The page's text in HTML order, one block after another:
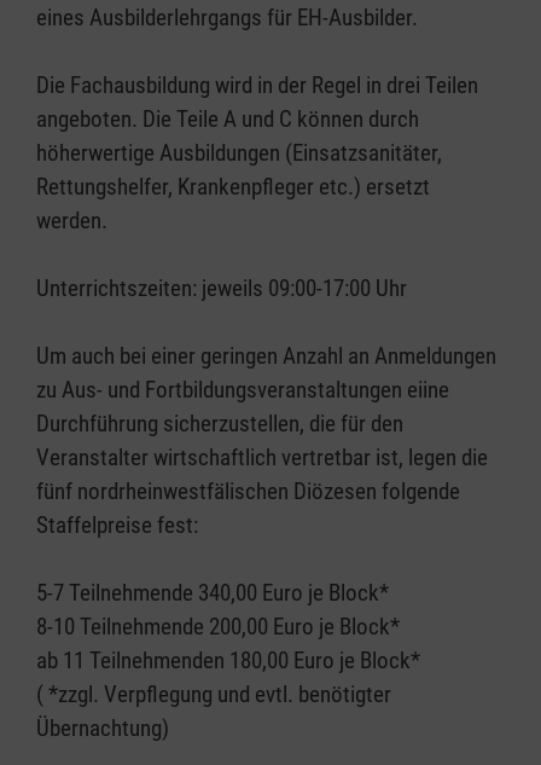
eines Ausbilderlehrgangs für EH-Ausbilder.
Die Fachausbildung wird in der Regel in drei Teilen
angeboten. Die Teile A und C können durch
höherwertige Ausbildungen (Einsatzsanitäter,
Rettungshelfer, Krankenpfleger etc.) ersetzt
werden.
Unterrichtszeiten: jeweils 09:00-17:00 Uhr
Um auch bei einer geringen Anzahl an Anmeldungen
zu Aus- und Fortbildungsveranstaltungen eiine
Durchführung sicherzustellen, die für den
Veranstalter wirtschaftlich vertretbar ist, legen die
fünf nordrheinwestfälischen Diözesen folgende
Staffelpreise fest:
5-7 Teilnehmende 340,00 Euro je Block*
8-10 Teilnehmende 200,00 Euro je Block*
ab 11 Teilnehmenden 180,00 Euro je Block*
( *zzgl. Verpflegung und evtl. benötigter
Übernachtung)